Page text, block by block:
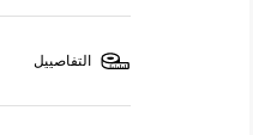
التفاصييل